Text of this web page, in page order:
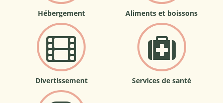
Hébergement Aliments et boissons
Divertissement Services de santé